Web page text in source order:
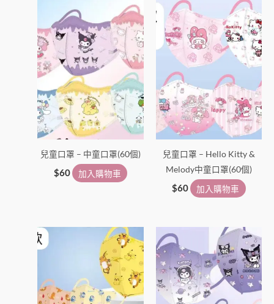
兒童口罩 – 中童口罩(60個)
$60 加入購物車
兒童口罩 – Hello Kitty &
Melody中童口罩(60個)
$60 加入購物車